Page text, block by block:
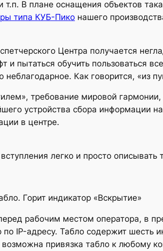
В плане оснащения объектов
типа КУБ-Пико нашего
Центра получается
и пытаться обучить пользоваться
неблагодарное. Как говорится, «из
требование мировой
устройства сбора информации
в центре.
легко и просто
Горит индикатор «Вскрытие»
рабочим местом оператора, в
по IP-адресу. Табло содержит
возможна привязка табло к любому